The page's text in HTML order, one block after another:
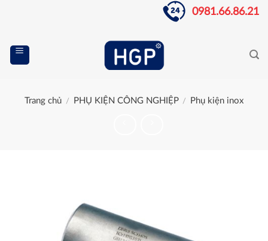
0981.66.86.21
Trang chủ / PHỤ KIỆN CÔNG NGHIỆP / Phụ kiện inox